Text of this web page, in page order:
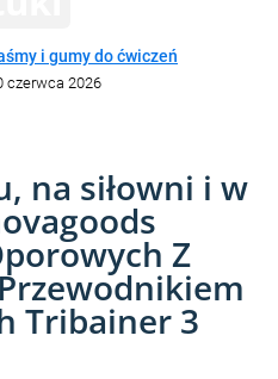
i gumy do ćwiczeń
czerwca 2026
na siłowni i w
Z
Tribainer 3